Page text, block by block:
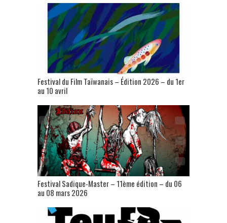
Festival du Film Taïwanais – Édition 2026 – du 1er
au 10 avril
Festival Sadique-Master – 11ème édition – du 06
au 08 mars 2026